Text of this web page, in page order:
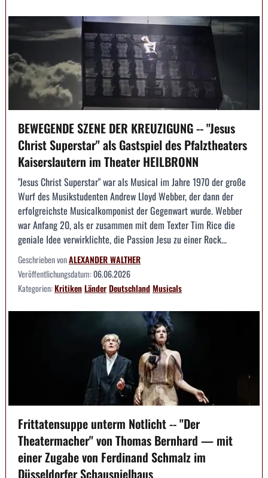
BEWEGENDE SZENE DER KREUZIGUNG -- "Jesus
Christ Superstar" als Gastspiel des Pfalztheaters
Kaiserslautern im Theater HEILBRONN
"Jesus Christ Superstar" war als Musical im Jahre 1970 der große
Wurf des Musikstudenten Andrew Lloyd Webber, der dann der
erfolgreichste Musicalkomponist der Gegenwart wurde. Webber
war Anfang 20, als er zusammen mit dem Texter Tim Rice die
geniale Idee verwirklichte, die Passion Jesu zu einer Rock...
Geschrieben vonALEXANDER WALTHER
Veröffentlichungsdatum:06.06.2026
Kategorien:KritikenLänderDeutschlandMusicals
Frittatensuppe unterm Notlicht -- "Der
Theatermacher" von Thomas Bernhard — mit
einer Zugabe von Ferdinand Schmalz im
Düsseldorfer Schauspielhaus